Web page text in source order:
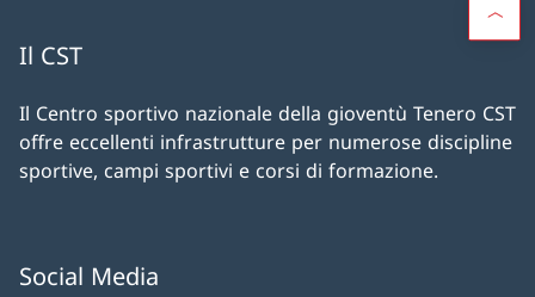
Il CST
Il Centro sportivo nazionale della gioventù Tenero CST
offre eccellenti infrastrutture per numerose discipline
sportive, campi sportivi e corsi di formazione.
Social Media